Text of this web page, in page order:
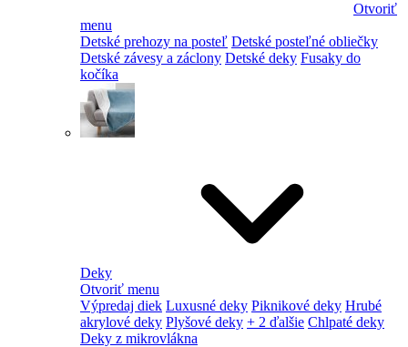
Otvoriť
menu
Detské prehozy na posteľ Detské posteľné obliečky
Detské závesy a záclony Detské deky Fusaky do
kočíka
Deky
Otvoriť menu
Výpredaj diek Luxusné deky Piknikové deky Hrubé
akrylové deky Plyšové deky + 2 ďalšie Chlpaté deky
Deky z mikrovlákna